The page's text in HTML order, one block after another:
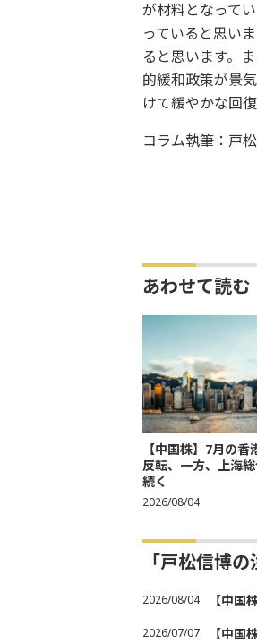
が材料となって
っていると思い
ると思います。
的緩和政策が景
けて緩やかな回
コラム執筆：戸
あわせて読む
【中国株】7月の
反転、一方、上海
続く
2026/08/04
「戸松信博
2026/08/04 【中国
2026/07/07
【中